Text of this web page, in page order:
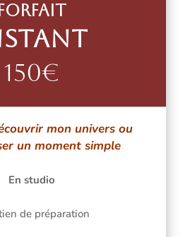
Forfait
150€
mon univers ou
un moment simple
En studio
de préparation